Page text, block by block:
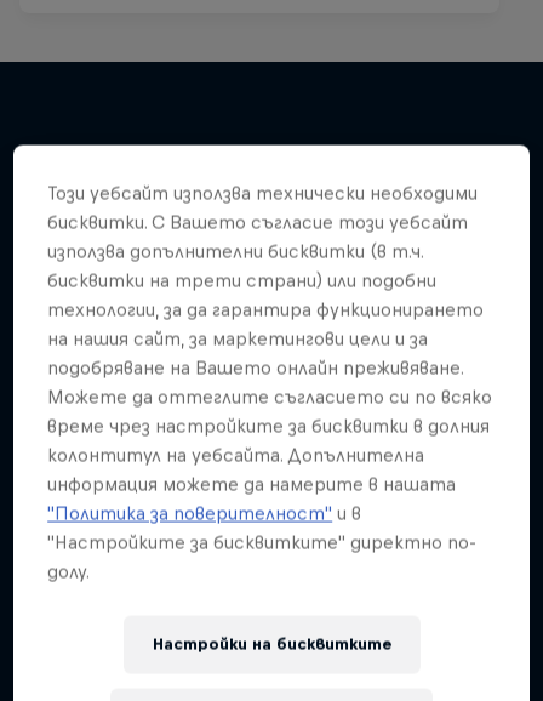
Red Bull Batalla Peru National Final 2026
Този уебсайт използва технически необходими
бисквитки. С Вашето съгласие този уебсайт
използва допълнителни бисквитки (в т.ч.
бисквитки на трети страни) или подобни
технологии, за да гарантира функционирането
на нашия сайт, за маркетингови цели и за
подобряване на Вашето онлайн преживяване.
Можете да оттеглите съгласието си по всяко
време чрез настройките за бисквитки в долния
колонтитул на уебсайта. Допълнителна
информация можете да намерите в нашата
"Политика за поверителност" и в
"Настройките за бисквитките" директно по-
долу.
Настройки на бисквитките